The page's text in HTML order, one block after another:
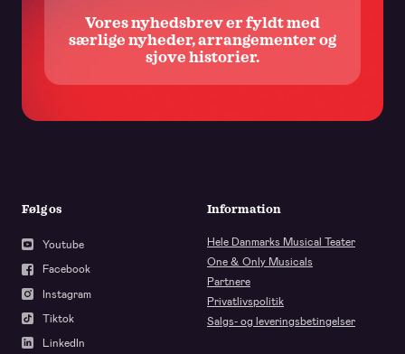
Vores nyhedsbrev er fyldt med
særlige nyheder, arrangementer og
sjove historier.
Følg os
Youtube
Facebook
Instagram
Tiktok
LinkedIn
Information
Hele Danmarks Musical Teater
One & Only Musicals
Partnere
Privatlivspolitik
Salgs- og leveringsbetingelser